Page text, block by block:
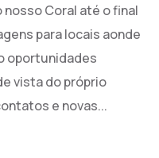
Coral até o final
para locais aonde
oportunidades
vista do próprio
e novas...